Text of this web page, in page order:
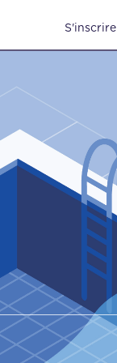
S'inscrire